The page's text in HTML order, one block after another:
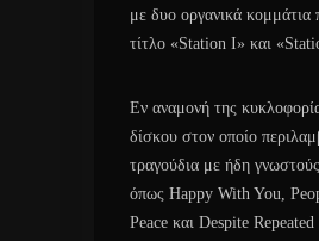
με δυο οργανικά κομμάτια
τίτλο «Station I» και
Εν αναμονή της
δίσκου στον οποίο
τραγούδια με ήδη
όπως Happy With You,
Peace και Despite